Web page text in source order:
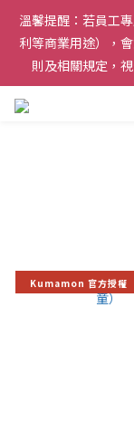
請務必使用私人
限台積電在職員工
格，未
溫馨提醒：若員工
利等商業用途），
則及相關規定，
請務必使用私人
格，未
Kumamon 官方授權